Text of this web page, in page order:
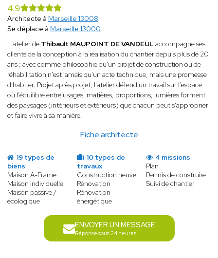
Fiche architecte
4.9
Architecte à Marseille 13008
Se déplace à Marseille 13000
L'atelier de Thibault MAUPOINT DE VANDEULaccompagne ses
clients de la conception à la réalisation du chantier depuis plus de 20
ans ; avec comme philosophie qu'un projet de construction ou de
réhabilitation n'est jamais qu'un acte technique, mais une promesse
d'habiter. Projet après projet, l'atelier défend un travail sur l'espace
où l'équilibre entre usages, matières, proportions, lumières forment
des paysages (intérieurs et extérieurs) que chacun peut s'approprier
et faire vivre à sa manière.
19 types de
biens
Maison A-Frame
Maison individuelle
Maison passive /
écologique
10 types de
travaux
Construction neuve
Rénovation
Rénovation
énergétique
4 missions
Plan
Permis de construire
Suivi de chantier
ENVOYER UN MESSAGE
Réponse sous 24 heures